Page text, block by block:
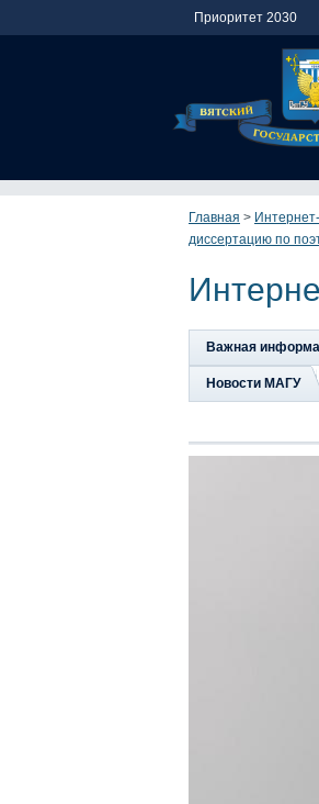
Приоритет 2030
Главная >
диссертацию по
Важная
Новости МАГУ